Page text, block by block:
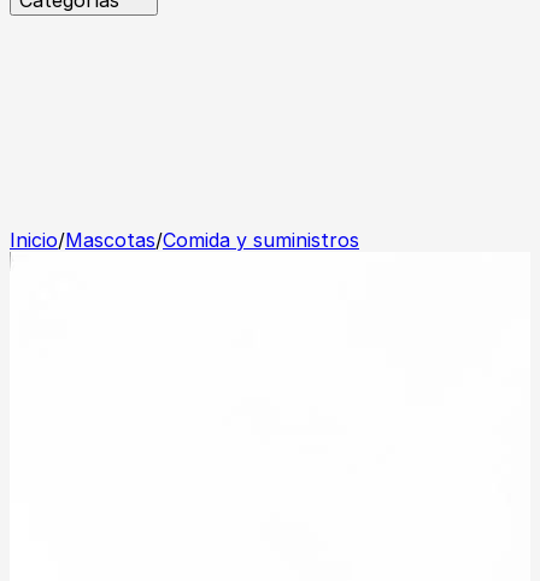
Inicio/Mascotas/Comida y suministros